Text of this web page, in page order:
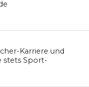
Karriere und
stets Sport-